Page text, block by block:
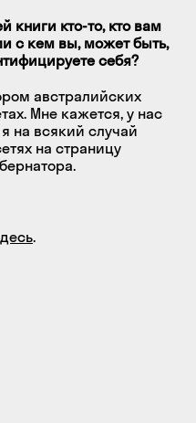
книги кто-то, кто вам
с кем вы, может быть,
себя?
австралийских
Мне кажется, у нас
на всякий случай
на страницу
.